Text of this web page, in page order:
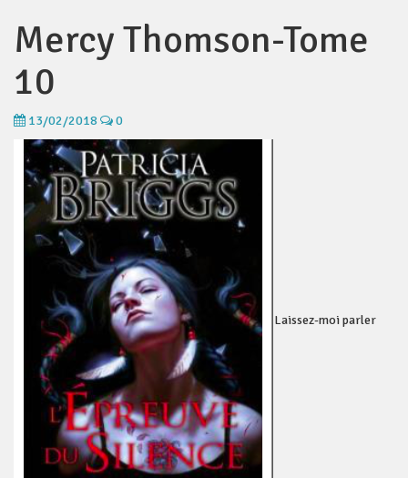
Mercy Thomson-Tome
10
13/02/2018 0
Laissez-moi parler